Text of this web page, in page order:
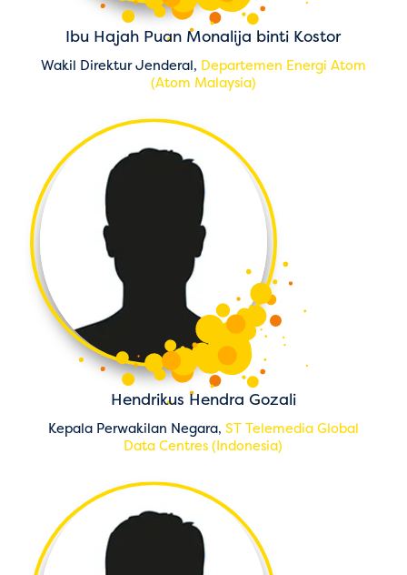
Ibu Hajah Puan Monalija binti Kostor
Wakil Direktur Jenderal, Departemen Energi Atom
(Atom Malaysia)
Hendrikus Hendra Gozali
Kepala Perwakilan Negara, ST Telemedia Global
Data Centres (Indonesia)